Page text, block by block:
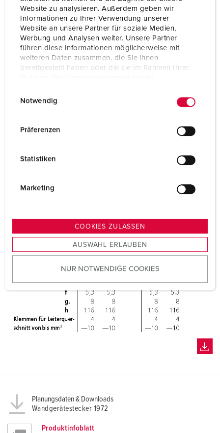
Website zu analysieren. Außerdem geben wir
Informationen zu Ihrer Verwendung unserer
Website an unsere Partner für soziale Medien,
Werbung und Analysen weiter. Unsere Partner
führen diese Informationen möglicherweise mit
weiteren Daten zusammen, die Sie ihnen
bereitgestellt haben oder die sie im Rahmen Ihrer
s
u
w
l
Notwendig
Präferenzen
Statistiken
Marketing
COOKIES ZULASSEN
AUSWAHL ERLAUBEN
NUR NOTWENDIGE COOKIES
Schutzart IP44
Gewicht 137 g
Prüfzeichen
EAC
CQC
Planungsdaten & Downloads
Wandgerätestecker 1972
Produktinfoblatt